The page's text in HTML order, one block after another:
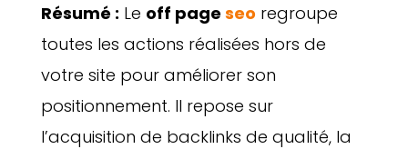
Résumé : Le off page seo regroupe
toutes les actions réalisées hors de
votre site pour améliorer son
positionnement. Il repose sur
l’acquisition de backlinks de qualité, la